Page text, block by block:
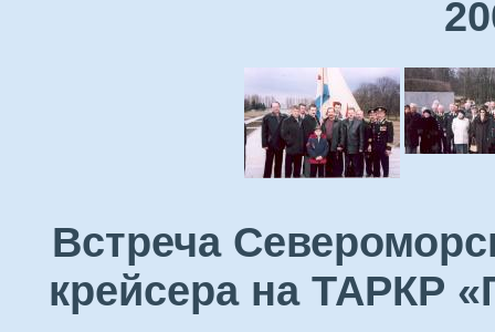
Встреча
крейсера на ТАРКР